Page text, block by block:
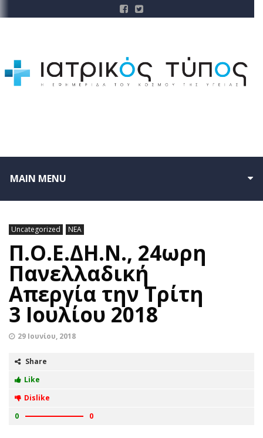
MAIN MENU
Uncategorized ΝΕΑ
Π.Ο.Ε.ΔΗ.Ν., 24ωρη
Πανελλαδική
Απεργία την Τρίτη
3 Ιουλίου 2018
29 Ιουνίου, 2018
Share
Like
Dislike
0
0